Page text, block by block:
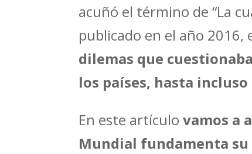
acuñó el término de “La
publicado en el año 2016,
dilemas que
los países, hasta
En este artículovamos a
Mundial fundamenta